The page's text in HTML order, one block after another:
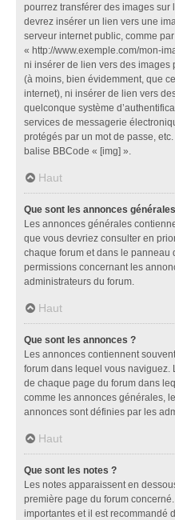
pourrez transférer des images sur
devrez insérer un lien vers une
serveur internet public, comme
« http://www.exemple.com/mon-
ni insérer de lien vers des images
(à moins, bien évidemment, que
internet), ni insérer de lien vers
quelconque système
services de messagerie
protégés par un mot de passe,
balise BBCode « [img] ».
Haut
Que sont les annonces
Les annonces générales
que vous devriez consulter en
chaque forum et dans le panneau
permissions concernant les
administrateurs du forum.
Haut
Que sont les annonces ?
Les annonces contiennent
forum dans lequel vous
de chaque page du forum dans
comme les annonces générales,
annonces sont définies par les
Haut
Que sont les notes ?
Les notes apparaissent en
première page du forum
importantes et il est recommandé